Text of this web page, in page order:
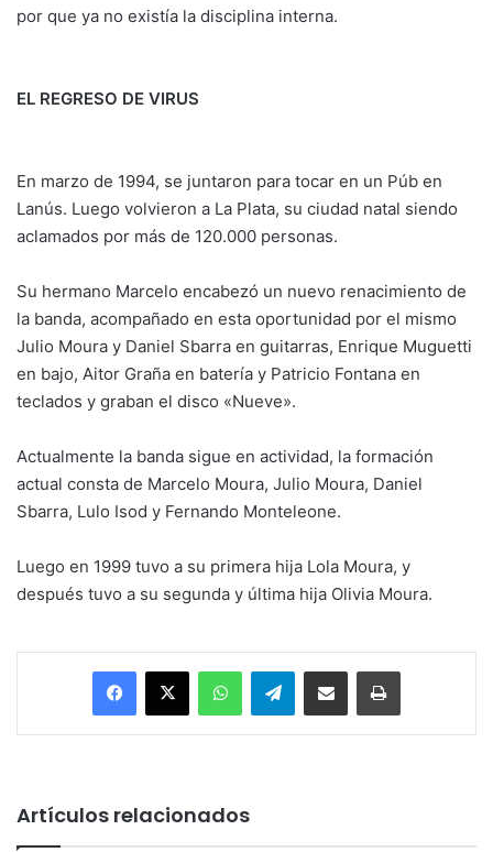
por que ya no existía la disciplina interna.
EL REGRESO DE VIRUS
En marzo de 1994, se juntaron para tocar en un Púb en
Lanús. Luego volvieron a La Plata, su ciudad natal siendo
aclamados por más de 120.000 personas.
Su hermano Marcelo encabezó un nuevo renacimiento de
la banda, acompañado en esta oportunidad por el mismo
Julio Moura y Daniel Sbarra en guitarras, Enrique Muguetti
en bajo, Aitor Graña en batería y Patricio Fontana en
teclados y graban el disco «Nueve».
Actualmente la banda sigue en actividad, la formación
actual consta de Marcelo Moura, Julio Moura, Daniel
Sbarra, Lulo Isod y Fernando Monteleone.
Luego en 1999 tuvo a su primera hija Lola Moura, y
después tuvo a su segunda y última hija Olivia Moura.
Facebook
X WhatsAppTelegramEnviar vía email Imprimir
Artículos relacionados